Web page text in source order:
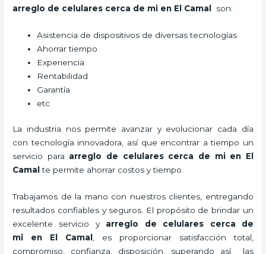
arreglo de celulares cerca de mi en El Camal son:
Asistencia de dispositivos de diversas tecnologías
Ahorrar tiempo
Experiencia
Rentabilidad
Garantía
etc
La industria nos permite avanzar y evolucionar cada día
con tecnología innovadora, así que encontrar a tiempo un
servicio para arreglo de celulares cerca de mi en El
Camal te permite ahorrar costos y tiempo.
Trabajamos de la mano con nuestros clientes, entregando
resultados confiables y seguros. El propósito de brindar un
excelente servicio y arreglo de celulares cerca de
mi
en El Camal
, es proporcionar satisfacción total,
compromiso, confianza, disposición, superando así las